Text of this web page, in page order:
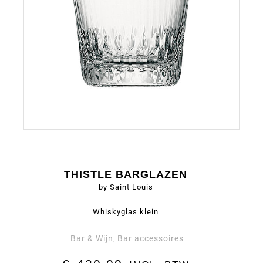
THISTLE BARGLAZEN
by Saint Louis
Whiskyglas klein
Bar & Wijn , Bar accessoires